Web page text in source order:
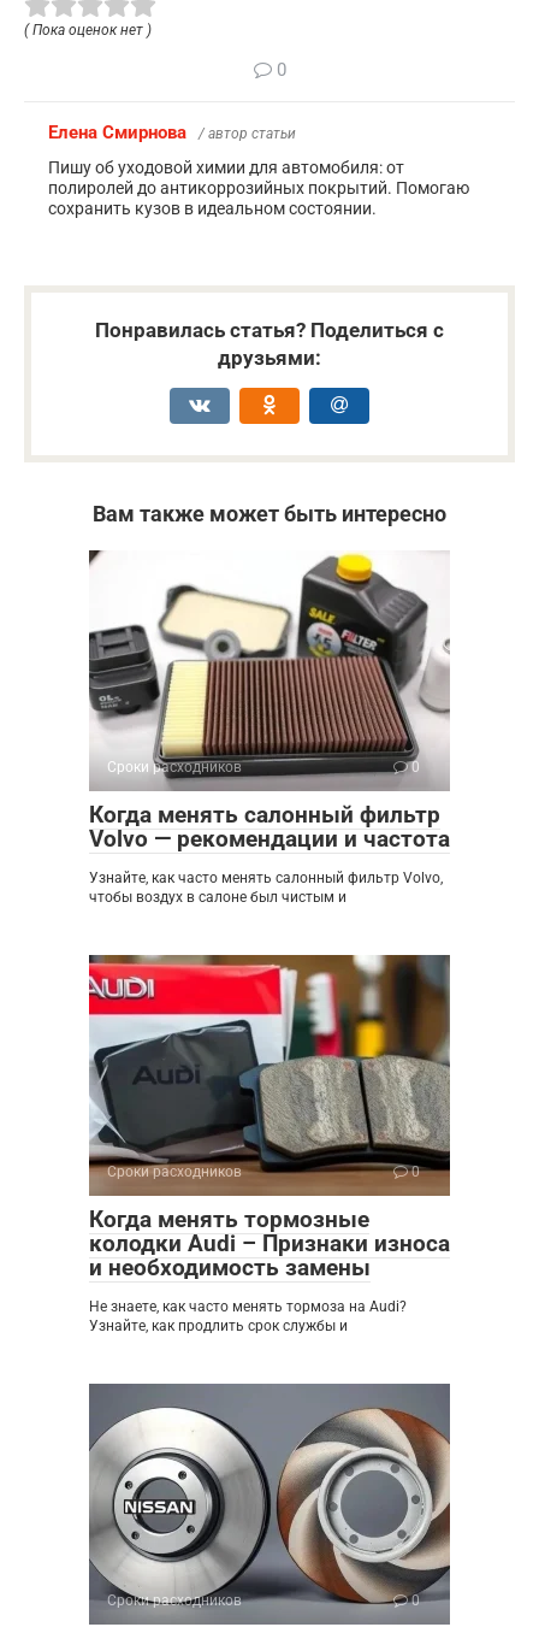
( Пока оценок нет )
0
Елена Смирнова / автор статьи
Пишу об уходовой химии для автомобиля: от
полиролей до антикоррозийных покрытий. Помогаю
сохранить кузов в идеальном состоянии.
Понравилась статья? Поделиться с
друзьями:
Вам также может быть интересно
Сроки расходников 0
Когда менять салонный фильтр
Volvo — рекомендации и частота
Узнайте, как часто менять салонный фильтр Volvo,
чтобы воздух в салоне был чистым и
Сроки расходников 0
Когда менять тормозные
колодки Audi – Признаки износа
и необходимость замены
Не знаете, как часто менять тормоза на Audi?
Узнайте, как продлить срок службы и
Сроки расходников 0